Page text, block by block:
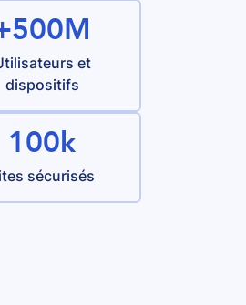
et
dispositifs
100k
sécurisés